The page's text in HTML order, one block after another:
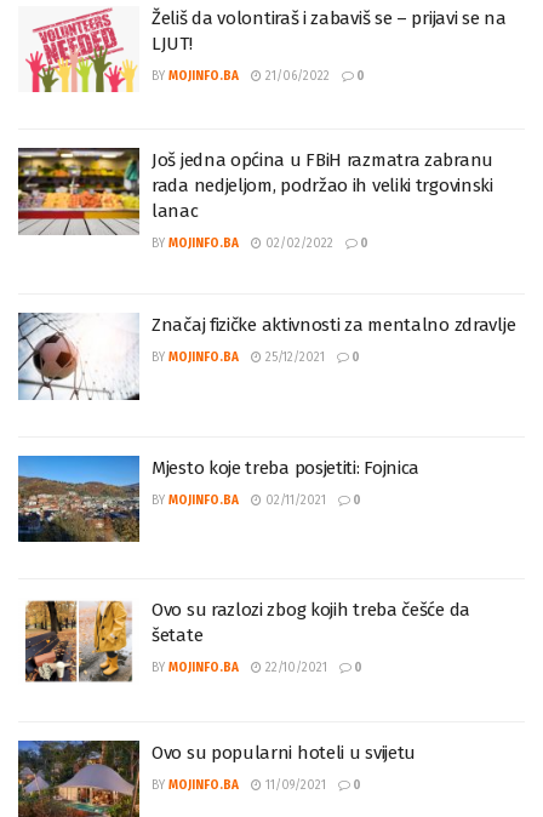
Želiš da volontiraš i zabaviš se – prijavi se na
LJUT!
BY MOJINFO.BA 21/06/2022 0
Još jedna općina u FBiH razmatra zabranu
rada nedjeljom, podržao ih veliki trgovinski
lanac
BY MOJINFO.BA 02/02/2022 0
Značaj fizičke aktivnosti za mentalno zdravlje
BY MOJINFO.BA 25/12/2021 0
Mjesto koje treba posjetiti: Fojnica
BY MOJINFO.BA 02/11/2021 0
Ovo su razlozi zbog kojih treba češće da
šetate
BY MOJINFO.BA 22/10/2021 0
Ovo su popularni hoteli u svijetu
BY MOJINFO.BA 11/09/2021 0